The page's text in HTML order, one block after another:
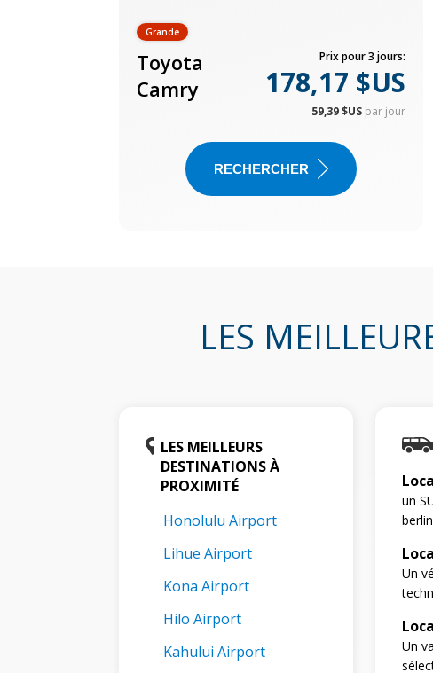
Grande
Toyota
Camry
Prix pour 3 jours:
178,17 $US
59,39 $US par jour
RECHERCHER
LES
LES MEILLEURS
DESTINATIONS À
PROXIMITÉ
Honolulu Airport
Lihue Airport
Kona Airport
Hilo Airport
Kahului Airport
un
Un
Un